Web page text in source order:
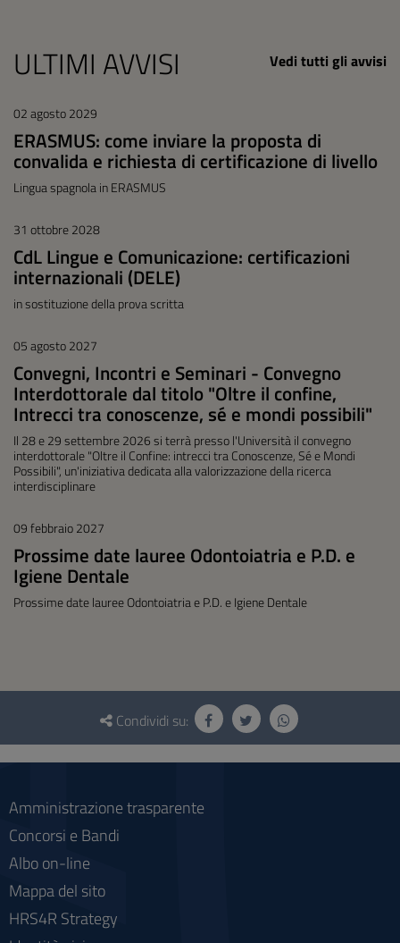
ULTIMI AVVISI Vedi tutti gli avvisi
02 agosto 2029
ERASMUS: come inviare la proposta di
convalida e richiesta di certificazione di livello
Lingua spagnola in ERASMUS
31 ottobre 2028
CdL Lingue e Comunicazione: certificazioni
internazionali (DELE)
in sostituzione della prova scritta
05 agosto 2027
Convegni, Incontri e Seminari - Convegno
Interdottorale dal titolo "Oltre il confine,
Intrecci tra conoscenze, sé e mondi possibili"
Il 28 e 29 settembre 2026 si terrà presso l'Università il convegno
interdottorale "Oltre il Confine: intrecci tra Conoscenze, Sé e Mondi
Possibili", un'iniziativa dedicata alla valorizzazione della ricerca
interdisciplinare
09 febbraio 2027
Prossime date lauree Odontoiatria e P.D. e
Igiene Dentale
Prossime date lauree Odontoiatria e P.D. e Igiene Dentale
Questionario
social
Condividi su:
Amministrazione trasparente
Concorsi e Bandi
Albo on-line
Mappa del sito
HRS4R Strategy